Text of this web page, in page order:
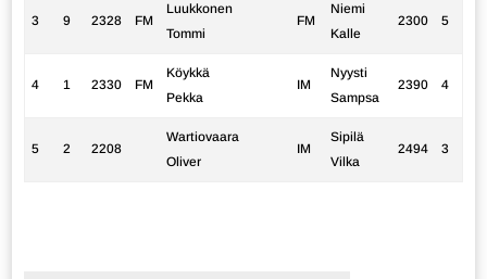
3 9 2328 FM
Luukkonen
Tommi
FM
Niemi
Kalle
2300 5
4 1 2330 FM
Köykkä
Pekka
IM
Nyysti
Sampsa
2390 4
5 2 2208
Wartiovaara
Oliver
IM
Sipilä
Vilka
2494 3